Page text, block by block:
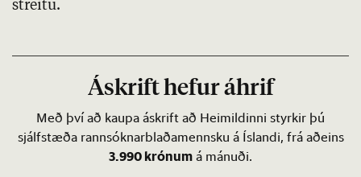
streitu.
Áskrift hefur áhrif
Með því að kaupa áskrift að Heimildinni styrkir þú
sjálfstæða rannsóknarblaðamennsku á Íslandi, frá aðeins
3.990 krónum á mánuði.